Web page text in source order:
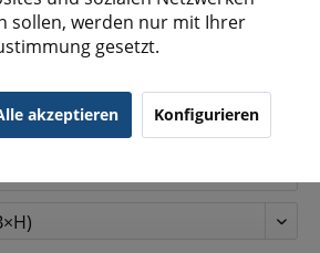
L
sollen, werden nur mit Ihrer
gesetzt.
akzeptieren Konfigurieren